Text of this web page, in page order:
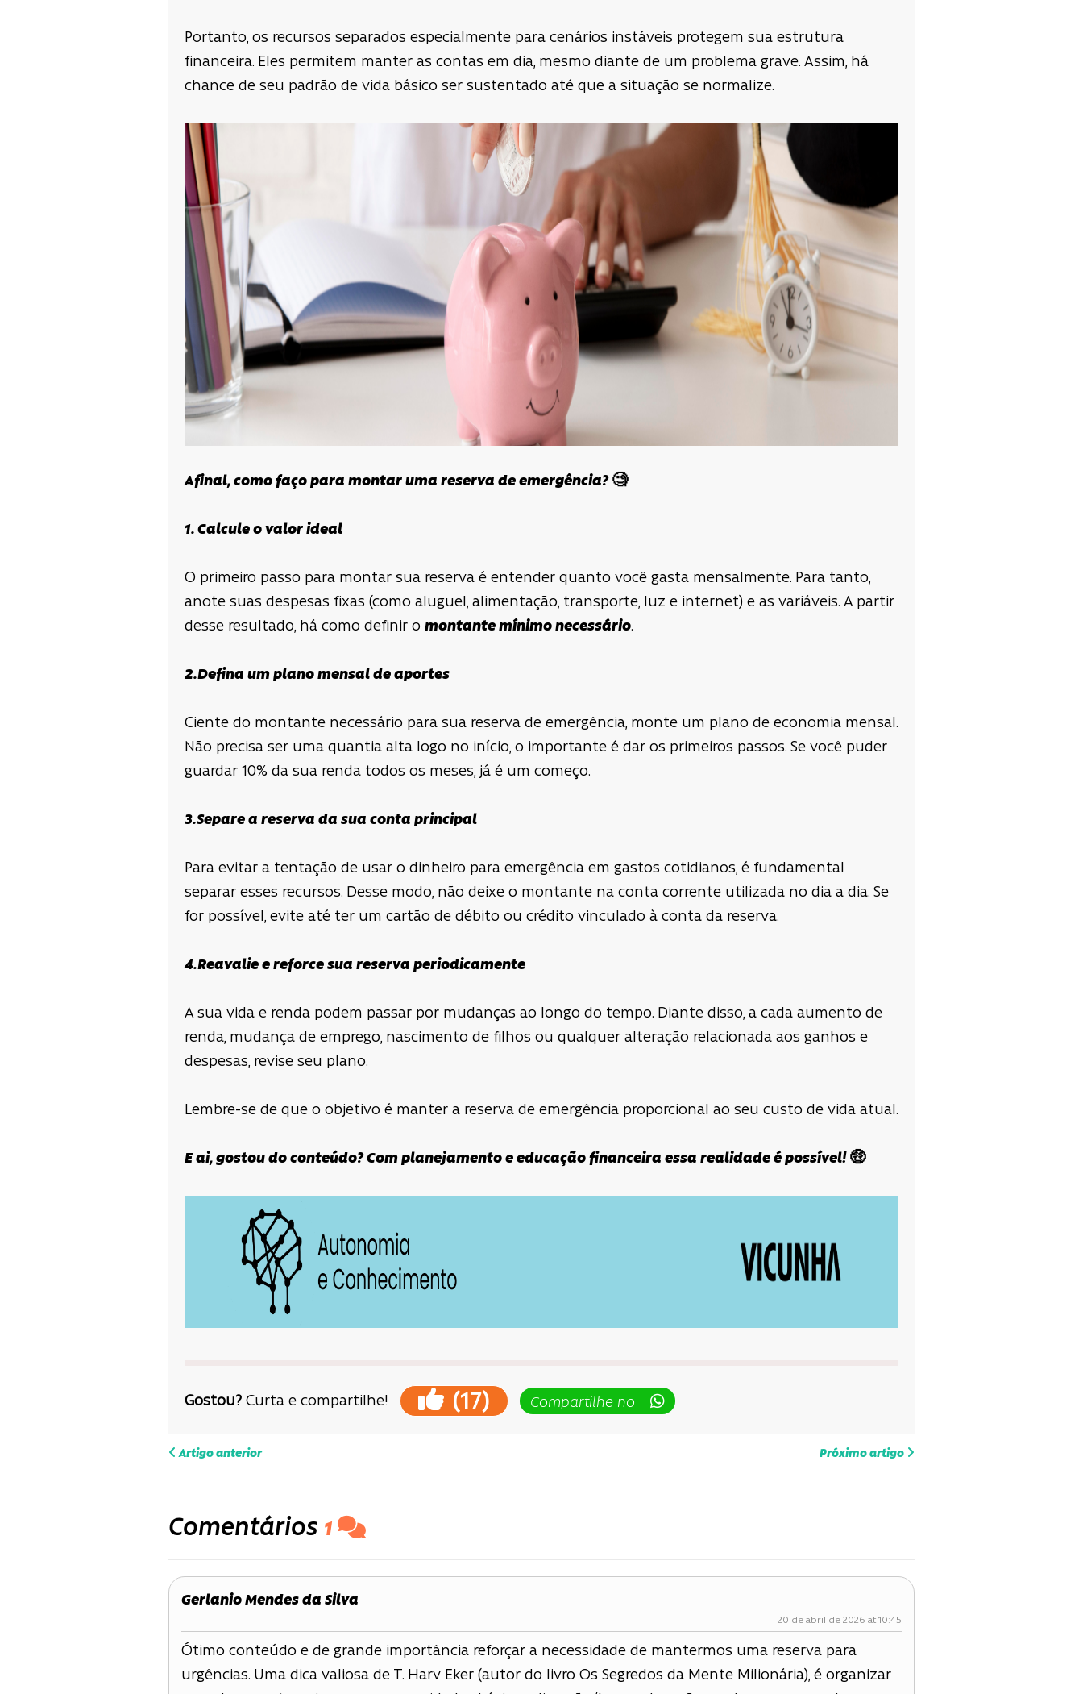
Portanto, os recursos separados especialmente para cenários instáveis protegem sua estrutura
financeira. Eles permitem manter as contas em dia, mesmo diante de um problema grave. Assim, há
chance de seu padrão de vida básico ser sustentado até que a situação se normalize.
Afinal, como faço para montar uma reserva de emergência? 🧐
1. Calcule o valor ideal
O primeiro passo para montar sua reserva é entender quanto você gasta mensalmente. Para tanto,
anote suas despesas fixas (como aluguel, alimentação, transporte, luz e internet) e as variáveis. A partir
desse resultado, há como definir o montante mínimo necessário.
2.Defina um plano mensal de aportes
Ciente do montante necessário para sua reserva de emergência, monte um plano de economia mensal.
Não precisa ser uma quantia alta logo no início, o importante é dar os primeiros passos. Se você puder
guardar 10% da sua renda todos os meses, já é um começo.
3.Separe a reserva da sua conta principal
Para evitar a tentação de usar o dinheiro para emergência em gastos cotidianos, é fundamental
separar esses recursos. Desse modo, não deixe o montante na conta corrente utilizada no dia a dia. Se
for possível, evite até ter um cartão de débito ou crédito vinculado à conta da reserva.
4.Reavalie e reforce sua reserva periodicamente
A sua vida e renda podem passar por mudanças ao longo do tempo. Diante disso, a cada aumento de
renda, mudança de emprego, nascimento de filhos ou qualquer alteração relacionada aos ganhos e
despesas, revise seu plano.
Lembre-se de que o objetivo é manter a reserva de emergência proporcional ao seu custo de vida atual.
E ai, gostou do conteúdo? Com planejamento e educação financeira essa realidade é possível! 🤑
Gostou? Curta e compartilhe! (17) Compartilhe no
Navegação
Post
Artigo anterior Próximo artigo
Comentários 1
Gerlanio Mendes da Silva
20 de abril de 2026 at 10:45
Ótimo conteúdo e de grande importância reforçar a necessidade de mantermos uma reserva para
urgências. Uma dica valiosa de T. Harv Eker (autor do livro Os Segredos da Mente Milionária), é organizar